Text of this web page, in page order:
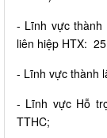
- Lĩnh vực thành
liên hiệp HTX:
- Lĩnh vực thành
- Lĩnh vực Hỗ
TTHC;